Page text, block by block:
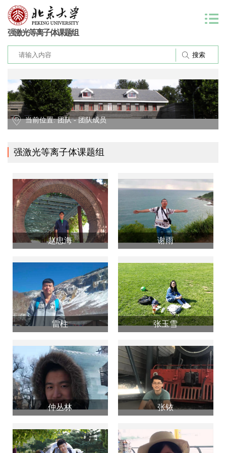
强激光等离子体课题组
当前位置:团队-团队成员
强激光等离子体课题组
赵忠海 谢雨
雷柱 张玉雪
仲丛林 张铱